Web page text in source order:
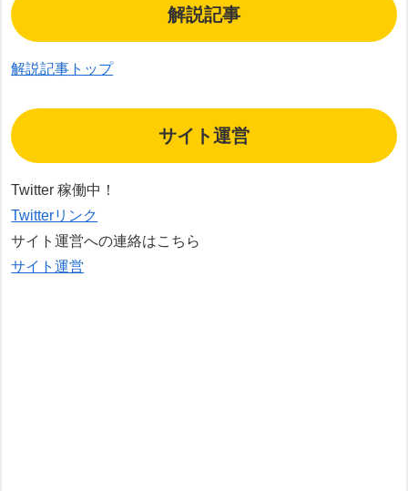
解説記事
解説記事トップ
サイト運営
Twitter 稼働中！
Twitterリンク
サイト運営への連絡はこちら
サイト運営